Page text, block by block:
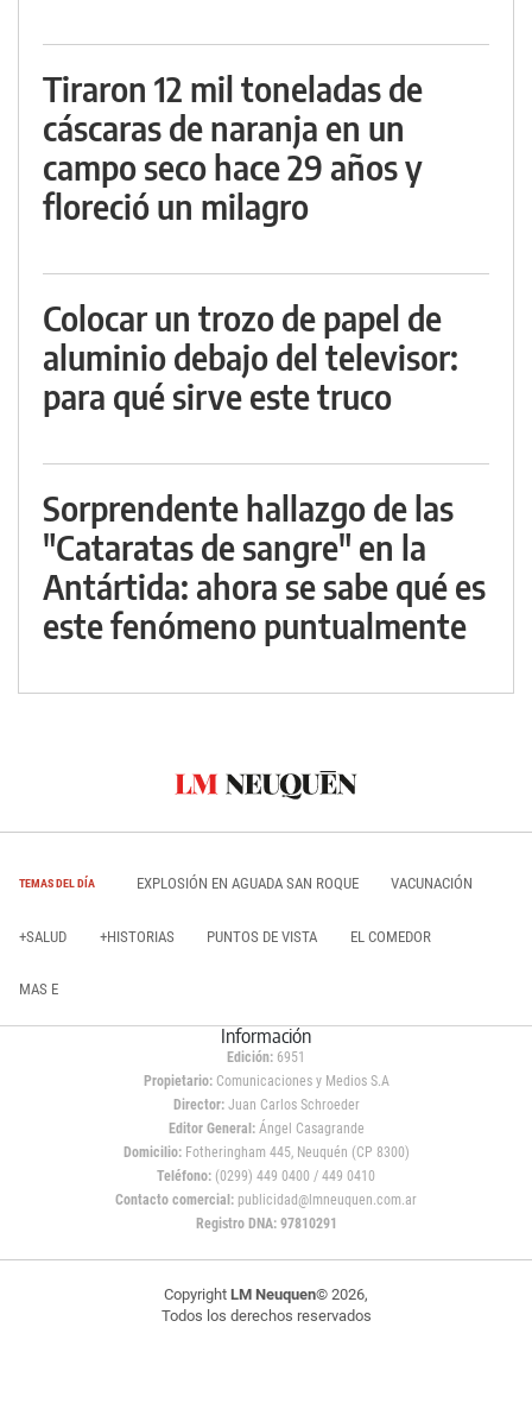
Tiraron 12 mil toneladas de
cáscaras de naranja en un
campo seco hace 29 años y
floreció un milagro
Colocar un trozo de papel de
aluminio debajo del televisor:
para qué sirve este truco
Sorprendente hallazgo de las
"Cataratas de sangre" en la
Antártida: ahora se sabe qué es
este fenómeno puntualmente
TEMAS DEL DÍA EXPLOSIÓN EN AGUADA SAN ROQUE VACUNACIÓN
+SALUD +HISTORIAS PUNTOS DE VISTA EL COMEDOR
MAS E
Información
Edición: 6951
Propietario:Comunicaciones y Medios S.A
Director: Juan Carlos Schroeder
Editor General:Ángel Casagrande
Domicilio:Fotheringham 445, Neuquén (CP 8300)
Teléfono: (0299) 449 0400 / 449 0410
Contacto comercial: publicidad@lmneuquen.com.ar
Registro DNA: 97810291
Copyright LM Neuquen© 2026,
Todos los derechos reservados